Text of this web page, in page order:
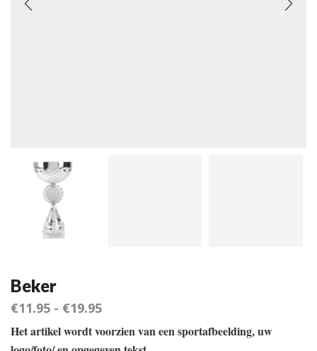
Beker
€11.95 - €19.95
Het artikel wordt voorzien van een sportafbeelding, uw